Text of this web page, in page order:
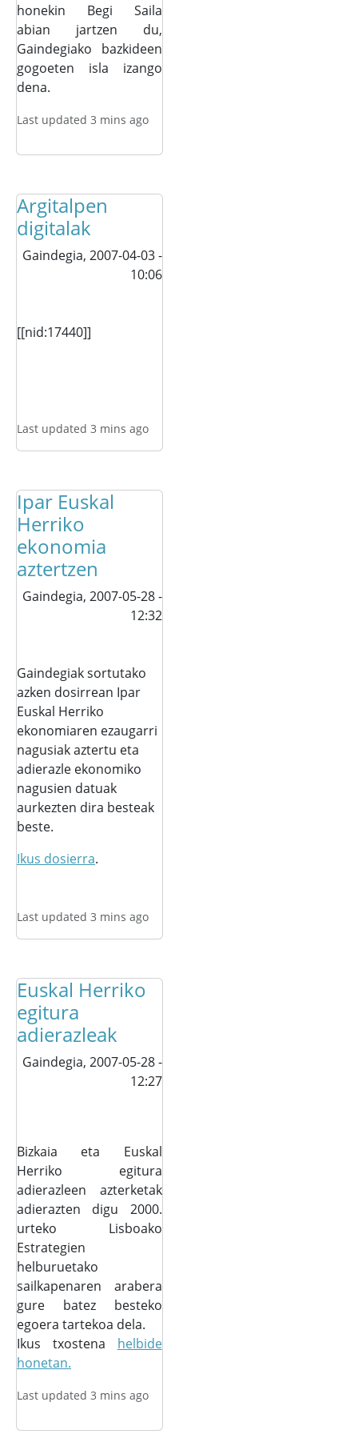
honekin Begi Saila
abian jartzen du,
Gaindegiako bazkideen
gogoeten isla izango
dena.
Last updated 3 mins ago
Argitalpen
digitalak
Gaindegia, 2007-04-03 -
10:06
[[nid:17440]]
Last updated 3 mins ago
Ipar Euskal
Herriko
ekonomia
aztertzen
Gaindegia, 2007-05-28 -
12:32
Gaindegiak sortutako
azken dosirrean Ipar
Euskal Herriko
ekonomiaren ezaugarri
nagusiak aztertu eta
adierazle ekonomiko
nagusien datuak
aurkezten dira besteak
beste.
Ikus dosierra.
Last updated 3 mins ago
Euskal Herriko
egitura
adierazleak
Gaindegia, 2007-05-28 -
12:27
Bizkaia eta Euskal
Herriko egitura
adierazleen azterketak
adierazten digu 2000.
urteko Lisboako
Estrategien
helburuetako
sailkapenaren arabera
gure batez besteko
egoera tartekoa dela.
Ikus txostena helbide
honetan.
Last updated 3 mins ago